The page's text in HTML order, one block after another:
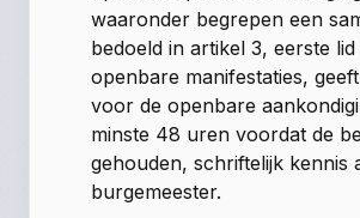
waaronder begrepen een
bedoeld in artikel 3, eerste
openbare manifestaties,
voor de openbare
minste 48 uren voordat de
gehouden, schriftelijk kennis
burgemeester.